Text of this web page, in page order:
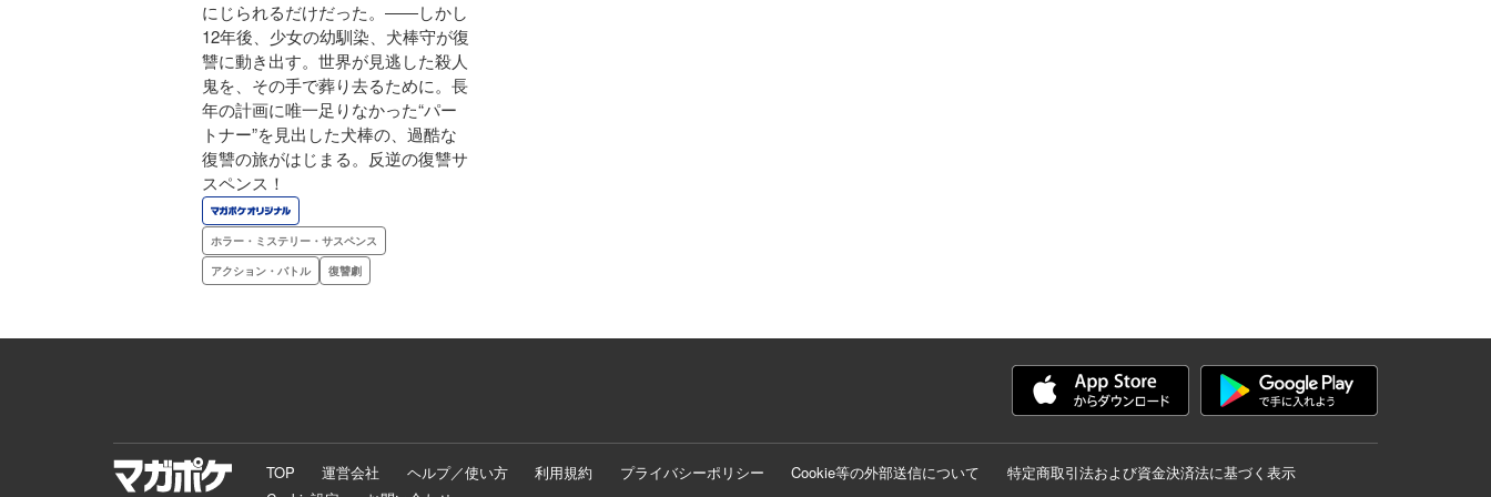
にじられるだけだった。――しかし
12年後、少女の幼馴染、犬棒守が復
讐に動き出す。世界が見逃した殺人
鬼を、その手で葬り去るために。長
年の計画に唯一足りなかった“パー
トナー”を見出した犬棒の、過酷な
復讐の旅がはじまる。反逆の復讐サ
スペンス！
ホラー・ミステリー・サスペンス
アクション・バトル
復讐劇
TOP 運営会社 ヘルプ／使い方 利用規約 プライバシーポリシー Cookie等の外部送信について
特定商取引法および資金決済法に基づく表示